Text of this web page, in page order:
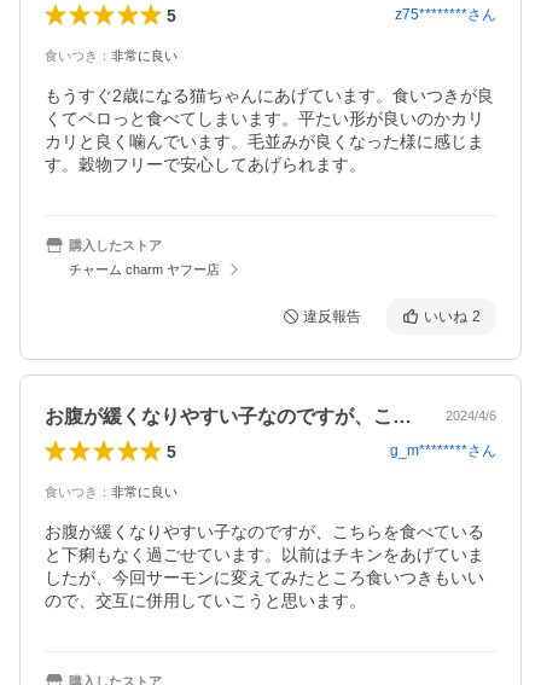
5 z75********さん
食いつき ： 非常に良い
もうすぐ2歳になる猫ちゃんにあげています。食いつきが良
くてペロっと食べてしまいます。平たい形が良いのかカリ
カリと良く噛んでいます。毛並みが良くなった様に感じま
す。穀物フリーで安心してあげられます。
購入したストア
チャーム charm ヤフー店
違反報告 いいね 2
お腹が緩くなりやすい子なのですが、こち… 2024/4/6
5 g_m********さん
食いつき ： 非常に良い
お腹が緩くなりやすい子なのですが、こちらを食べている
と下痢もなく過ごせています。以前はチキンをあげていま
したが、今回サーモンに変えてみたところ食いつきもいい
ので、交互に併用していこうと思います。
購入したストア